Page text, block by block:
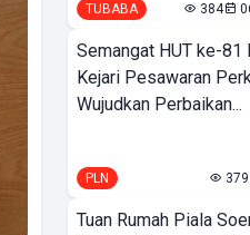
TUBABA 384
Semangat HUT ke-81
Kejari Pesawaran
Wujudkan Perbaikan...
PLN 379
Tuan Rumah Piala